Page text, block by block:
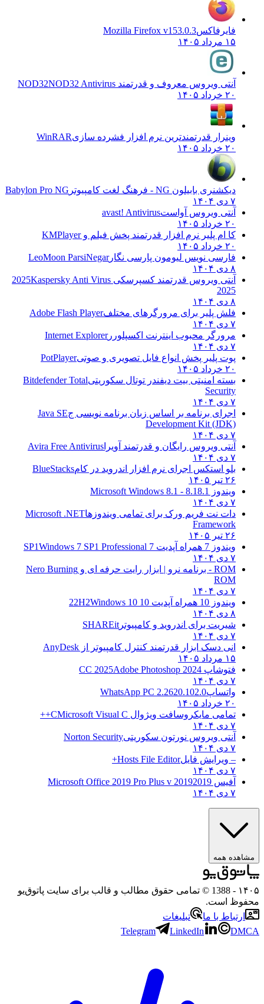
فایرفاکسMozilla Firefox v153.0.3
۱۵ مرداد ۱۴۰۵
آنتی ویروس معروف و قدرتمند NOD32 NOD32 Antivirus
۲۰ خرداد ۱۴۰۵
وینرار قدرتمندترین نرم افزار فشرده سازیWinRAR
۲۰ خرداد ۱۴۰۵
دیکشنری بابیلون NG - فرهنگ لغت کامپیوتر
Babylon Pro NG
۷ دی ۱۴۰۴
آنتی ویروس آواستavast! Antivirus
۲۰ خرداد ۱۴۰۵
کا ام پلیر نرم افزار قدرتمند پخش فیلم وKMPlayer
۲۰ خرداد ۱۴۰۵
فارسی نویس لیومون پارسی نگارLeoMoon ParsiNegar
۸ دی ۱۴۰۴
آنتی ویروس قدرتمند کسپرسکی 2025 Kaspersky Anti Virus
2025
۸ دی ۱۴۰۴
فلش پلیر برای مرورگرهای مختلفAdobe Flash Player
۷ دی ۱۴۰۴
مرورگر محبوب اینترنت اکسپلوررInternet Explorer
۷ دی ۱۴۰۴
پوت پلیر پخش انواع فایل تصویری و صوتیPotPlayer
۲۰ خرداد ۱۴۰۵
بسته امنیتی بیت دیفندر توتال سکوریتیBitdefender Total
Security
۷ دی ۱۴۰۴
اجرای برنامه بر اساس زبان برنامه نویسی جJava SE
Development Kit (JDK)
۷ دی ۱۴۰۴
آنتی ویروس رایگان و قدرتمند آویرا Avira Free Antivirus
۷ دی ۱۴۰۴
بلو استکس اجرای نرم افزار اندروید در کامBlueStacks
۲۶ تیر ۱۴۰۵
ویندوز 8.1 8.1 - Microsoft Windows 8.1
۷ دی ۱۴۰۴
دات نت فریم ورک برای تمامی ویندوزهاMicrosoft .NET
Framework
۲۶ تیر ۱۴۰۵
ویندوز 7 همراه آپدیت 7 SP1
Windows 7 SP1 Professional
۷ دی ۱۴۰۴
ROM - برنامه نرو | ابزار رایت حرفه ای و
Nero Burning
ROM
۷ دی ۱۴۰۴
ویندوز 10 همراه آپدیت 10 22H2
Windows 10
۸ دی ۱۴۰۴
شیریت برای اندروید و کامپیوترSHAREit
۷ دی ۱۴۰۴
انی دسک ابزار قدرتمند کنترل کامپیوتر از AnyDesk
۱۵ مرداد ۱۴۰۵
فتوشاپ CC 2025 Adobe Photoshop 2024
۷ دی ۱۴۰۴
واتساپWhatsApp PC 2.2620.102.0
۲۰ خرداد ۱۴۰۵
تمامی مایکروسافت ویژوال C Microsoft Visual C++
۷ دی ۱۴۰۴
آنتی ویروس نورتون سکوریتیNorton Security
۷ دی ۱۴۰۴
– ویرایش فایلHosts File Editor+
۷ دی ۱۴۰۴
آفیس 2019 2019 Microsoft Office 2019 Pro Plus v
۷ دی ۱۴۰۴
مشاهده همه
۱۴۰۵
- 1388 © تمامی حقوق مطالب و قالب برای سایت پاتوق‌یو
محفوظ است.
ارتباط با ما
تبلیغات
Telegram
LinkedIn DMCA